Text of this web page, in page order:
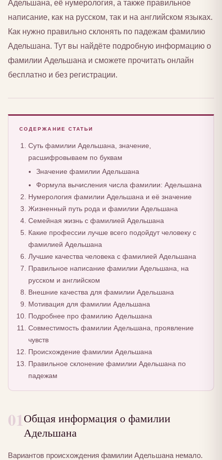
Адельшана, её нумерология, а также правильное
написание, как на русском, так и на английском языках.
Как нужно правильно склонять по падежам фамилию
Адельшана. Тут вы найдёте подробную информацию о
фамилии Адельшана и сможете прочитать онлайн
бесплатно и без регистрации.
СОДЕРЖАНИЕ СТАТЬИ
Суть фамилии Адельшана, значение,
расшифровываем по буквам
Значение фамилии Адельшана
Формула вычисления числа фамилии: Адельшана
Нумерология фамилии Адельшана и её значение
Жизненный путь рода и фамилии Адельшана
Семейная жизнь с фамилией Адельшана
Какие профессии лучше всего подойдут человеку с
фамилией Адельшана
Лучшие качества человека с фамилией Адельшана
Правильное написание фамилии Адельшана, на
русском и английском
Внешние качества для фамилии Адельшана
Мотивация для фамилии Адельшана
Подробнее про фамилию Адельшана
Совместимость фамилии Адельшана, проявление
чувств
Происхождение фамилии Адельшана
Правильное склонение фамилии Адельшана по
падежам
01Общая информация о фамилии
Адельшана
Вариантов происхождения фамилии Адельшана немало.